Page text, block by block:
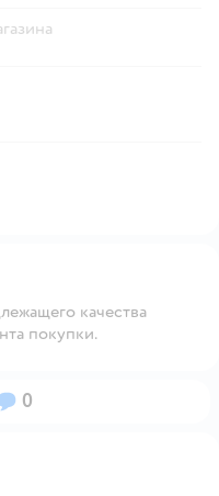
качества
покупки.
0